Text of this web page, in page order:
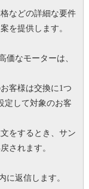
などの詳細な要件
を提供します。
価なモーターは、
客様は交換に1つ
定して対象のお客
をするとき、サン
されます。
に返信します。